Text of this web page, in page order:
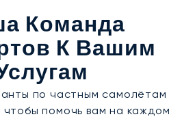
Команда
К Вашим
по частным самолётам
чтобы помочь вам на каждом